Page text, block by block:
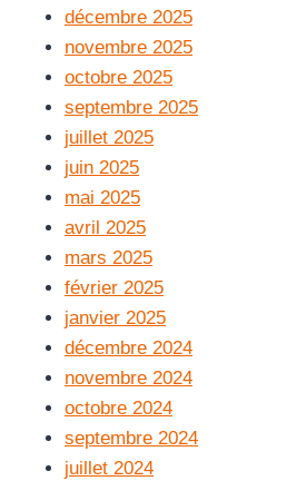
décembre 2025
novembre 2025
octobre 2025
septembre 2025
juillet 2025
juin 2025
mai 2025
avril 2025
mars 2025
février 2025
janvier 2025
décembre 2024
novembre 2024
octobre 2024
septembre 2024
juillet 2024